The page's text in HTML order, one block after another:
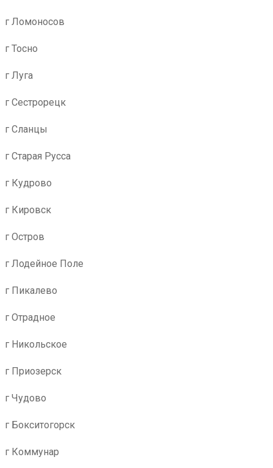
г Ломоносов
г Тосно
г Луга
г Сестрорецк
г Сланцы
г Старая Русса
г Кудрово
г Кировск
г Остров
г Лодейное Поле
г Пикалево
г Отрадное
г Никольское
г Приозерск
г Чудово
г Бокситогорск
г Коммунар